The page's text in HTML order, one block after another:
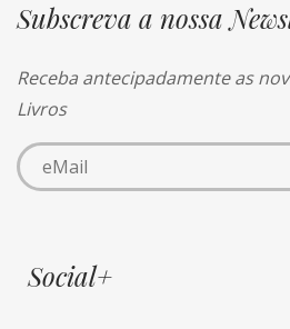
Subscreva a nossa
Receba antecipadamente as
Livros
Social+